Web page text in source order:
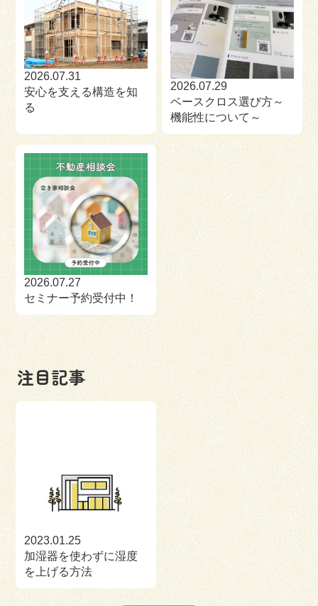
2026.07.31
安心を支える構造を知
る
2026.07.29
ベースクロス選び方～
機能性について～
2026.07.27
セミナー予約受付中！
注目記事
2023.01.25
加湿器を使わずに湿度
を上げる方法